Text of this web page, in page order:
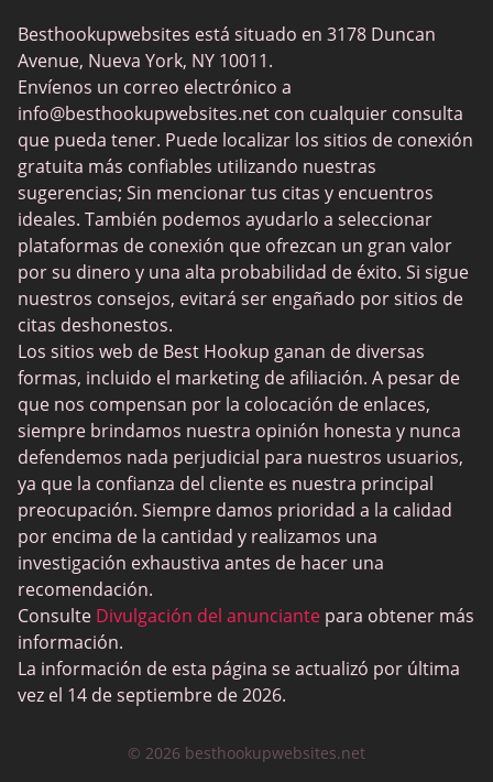
Together2Night
MyLOL
Swingtowns
Instabang
Besthookupwebsites está situado en 3178 Duncan
Avenue, Nueva York, NY 10011.
Envíenos un correo electrónico a
info@besthookupwebsites.net con cualquier consulta
que pueda tener. Puede localizar los sitios de conexión
gratuita más confiables utilizando nuestras
sugerencias; Sin mencionar tus citas y encuentros
ideales. También podemos ayudarlo a seleccionar
plataformas de conexión que ofrezcan un gran valor
por su dinero y una alta probabilidad de éxito. Si sigue
nuestros consejos, evitará ser engañado por sitios de
citas deshonestos.
Los sitios web de Best Hookup ganan de diversas
formas, incluido el marketing de afiliación. A pesar de
que nos compensan por la colocación de enlaces,
siempre brindamos nuestra opinión honesta y nunca
defendemos nada perjudicial para nuestros usuarios,
ya que la confianza del cliente es nuestra principal
preocupación. Siempre damos prioridad a la calidad
por encima de la cantidad y realizamos una
investigación exhaustiva antes de hacer una
recomendación.
Consulte Divulgación del anunciante para obtener más
información.
La información de esta página se actualizó por última
vez el 14 de septiembre de 2026.
© 2026 besthookupwebsites.net